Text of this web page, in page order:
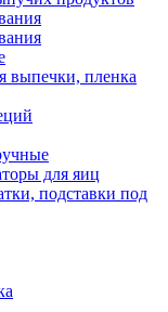
выпечки, пленка
для яиц
подставки под